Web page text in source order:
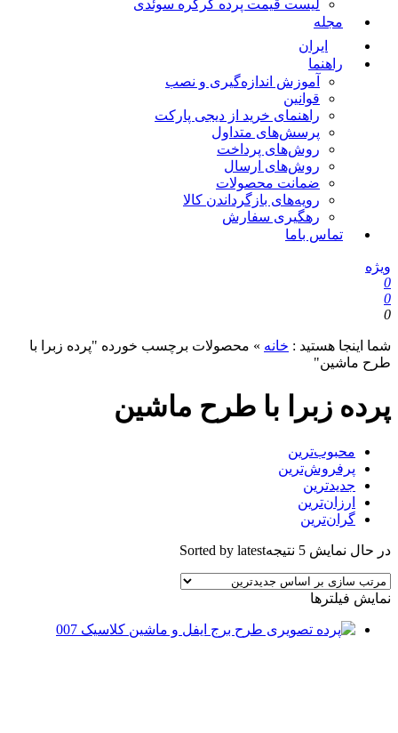
لیست قیمت پرده کرکره سوئدی
مجله
ایران
راهنما
آموزش اندازه‌گیری و نصب
قوانین
راهنمای خرید از دیجی پارکت
پرسش‌های متداول
روش‌های پرداخت
روش‌های ارسال
ضمانت محصولات
رویه‌های بازگرداندن کالا
رهگیری سفارش
تماس باما
اینجا هستید : خانه»محصولات برچسب خورده "پرده زبرا با
ماشین"
زبرا با طرح ماشین
محبوب‌ترین
پرفروش‌ترین
جدیدترین
ارزان‌ترین
گران‌ترین
حال نمایش 5 نتیجه Sorted by latest
فیلترها